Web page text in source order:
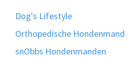
Dog's Lifestyle
Orthopedische Hondenmand
snObbs Hondenmanden